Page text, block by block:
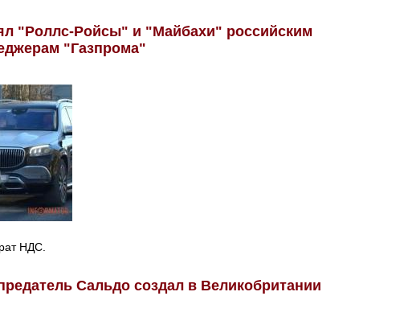
"Роллс-Ройсы" и "Майбахи" российским
"Газпрома"
НДС.
Сальдо создал в Великобритании